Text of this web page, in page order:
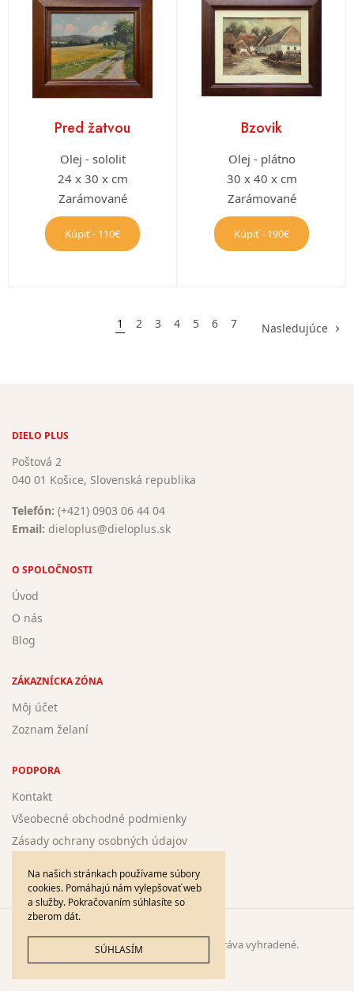
Pred žatvou
Olej - sololit
24 x 30 x cm
Zarámované
Kúpiť - 110€
Bzovik
Olej - plátno
30 x 40 x cm
Zarámované
Kúpiť - 190€
1 2 3 4 5 6 7 Nasledujúce
DIELO PLUS
Poštová 2
040 01 Košice, Slovenská republika
Telefón: (+421) 0903 06 44 04
Email: dieloplus@dieloplus.sk
O SPOLOČNOSTI
Úvod
O nás
Blog
ZÁKAZNÍCKA ZÓNA
Môj účet
Zoznam želaní
PODPORA
Kontakt
Všeobecné obchodné podmienky
Zásady ochrany osobných údajov
© 2005 - 2026DieloPlus.sk . Všetky práva vyhradené.
Na našich stránkach používame súbory
cookies. Pomáhajú nám vylepšovať web
a služby. Pokračovaním súhlasíte so
zberom dát.
SÚHLASÍM